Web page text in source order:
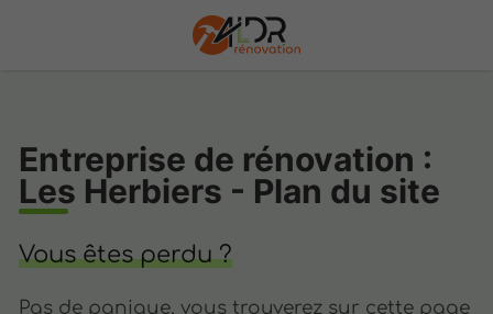
Entreprise de rénovation :
Les Herbiers - Plan du site
Vous êtes perdu ?
Pas de panique, vous trouverez sur cette page